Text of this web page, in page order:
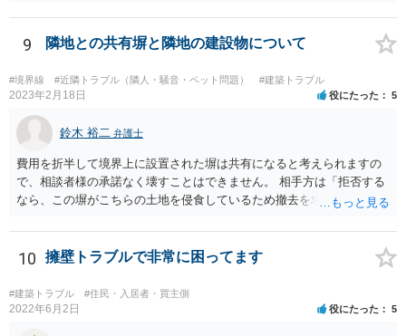
めることができる状況であれば、事実上、賃料の見直し（増額）や買
取りの交渉をすることもあり得るでしょう。 反対に、明け渡しを求め
ることが難しいのであれば、賃料の見直し（増額）や買取りの交渉も
困難とならざるを得ないでしょう。 いずれにしても、（強制的な）明
け渡しなどの請求もお考えなのであれば、現況や契約書等の確認が不
可欠ですから、資料等一式を持参して弁護士にご相談された方がよい
かと思います。
9 隣地との共有塀と隣地の建設物について
#境界線 #近隣トラブル（隣人・騒音・ペット問題） #建築トラブル
2023年2月18日 役にたった 5
鈴木 裕二 弁護士
費用を折半して境界上に設置された塀は共有になると考えられますの
で、相談者様の承諾なく壊すことはできません。 相手方は「拒否する
なら、この塀がこちらの土地を侵食しているため撤去を求める手続き
ているわけですから、相談者様の同意なく塀の撤去を求めることは法
的には難しいように思われます。 また、「隣地（相談者様）の許可」
というのが何の許可を示しているのか判然としませんが、一般に、高
層建築物の建築確認を得る際は、近隣住民と協議してその建築に関し
同意を得るよう行政指導が行われておりますので、（推測になってし
10 擁壁トラブルで非常に困ってます
#建築トラブル #住民・入居者・買主側
2022年6月2日 役にたった 5